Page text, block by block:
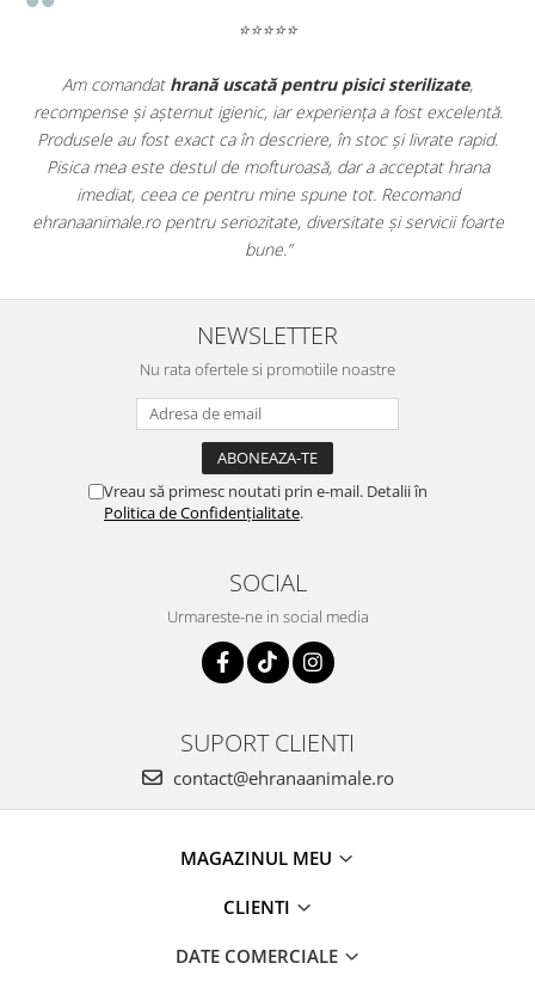
⭐⭐⭐⭐⭐
Apreciez foarte mult faptul că peehranaanimale.rogăsesc
doar hrană, ci și produse dinfarmacia veterinară:
antiparazitare, suplimente și soluții de îngrijire. Este foarte
comod să pot comanda tot ce am nevoie pentru animalul
dintr-un singur loc. Livrarea a fost rapidă, iar produsele au
originale și în termen. Magazin serios, bine organizat și foarte
pentru orice stăpân de animale.
NEWSLETTER
Nu rata ofertele si promotiile noastre
Vreau să primesc noutati prin e-mail. Detalii în
Politica de Confidențialitate.
SOCIAL
Urmareste-ne in social media
SUPORT CLIENTI
contact@ehranaanimale.ro
MAGAZINUL MEU
CLIENTI
DATE COMERCIALE